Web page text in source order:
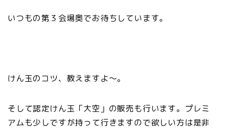
いつもの第３会場奥でお待ちしています。
けん玉のコツ、教えますよ～。
そして認定けん玉「大空」の販売も行います。プレミ
アムも少しですが持って行きますので欲しい方は是非